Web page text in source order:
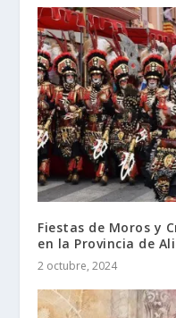
Fiestas de Moros y
en la Provincia de
2 octubre, 2024